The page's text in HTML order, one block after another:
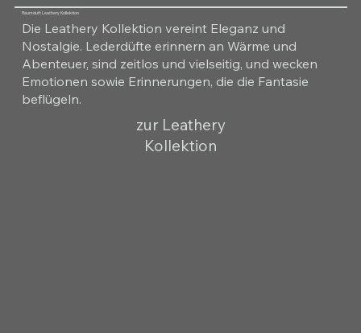
Raumduft Leathery Kollektion
Die Leathery Kollektion vereint Eleganz und
Nostalgie. Lederdüfte erinnern an Wärme und
Abenteuer, sind zeitlos und vielseitig, und wecken
Emotionen sowie Erinnerungen, die die Fantasie
beflügeln.
zur Leathery
Kollektion